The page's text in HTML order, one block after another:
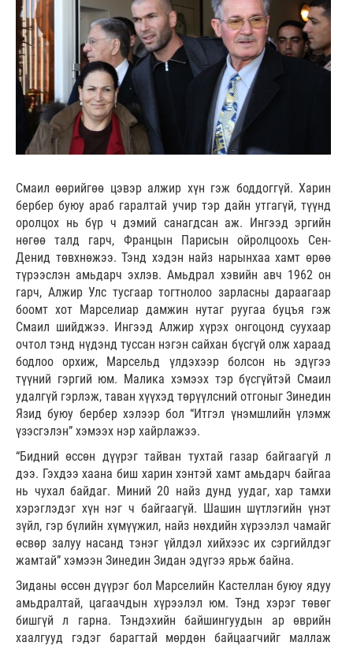
Смаил өөрийгөө цэвэр алжир хүн гэж боддоггүй. Харин
бербер буюу араб гаралтай учир тэр дайн утгагүй, түүнд
оролцох нь бүр ч дэмий санагдсан аж. Ингээд эргийн
нөгөө талд гарч, Францын Парисын ойролцоохь Сен-
Денид төвхнөжээ. Тэнд хэдэн найз нарынхаа хамт өрөө
түрээслэн амьдарч эхлэв. Амьдрал хэвийн авч 1962 он
гарч, Алжир Улс тусгаар тогтнолоо зарласны дараагаар
боомт хот Марселиар дамжин нутаг руугаа буцъя гэж
Смаил шийджээ. Ингээд Алжир хүрэх онгоцонд суухаар
очтол тэнд нүдэнд туссан нэгэн сайхан бүсгүй олж хараад
бодлоо орхиж, Марсельд үлдэхээр болсон нь эдүгээ
түүний гэргий юм. Малика хэмээх тэр бүсгүйтэй Смаил
удалгүй гэрлэж, таван хүүхэд төрүүлсний отгоныг Зинедин
Язид буюу бербер хэлээр бол “Итгэл үнэмшлийн үлэмж
үзэсгэлэн” хэмээх нэр хайрлажээ.
“Бидний өссөн дүүрэг тайван тухтай газар байгаагүй л
дээ. Гэхдээ хаана биш харин хэнтэй хамт амьдарч байгаа
нь чухал байдаг. Миний 20 найз дунд уудаг, хар тамхи
хэрэглэдэг хүн нэг ч байгаагүй. Шашин шүтлэгийн үнэт
зүйл, гэр бүлийн хүмүүжил, найз нөхдийн хүрээлэл чамайг
өсвөр залуу насанд тэнэг үйлдэл хийхээс их сэргийлдэг
жамтай” хэмээн Зинедин Зидан эдүгээ ярьж байна.
Зиданы өссөн дүүрэг бол Марселийн Кастеллан буюу ядуу
амьдралтай, цагаачдын хүрээлэл юм. Тэнд хэрэг төвөг
бишгүй л гарна. Тэндэхийн байшингуудын ар өврийн
хаалгууд гэдэг барагтай мөрдөн байцаагчийг маллаж